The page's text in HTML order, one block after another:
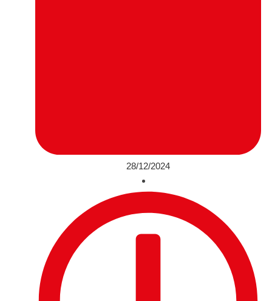
28/12/2024